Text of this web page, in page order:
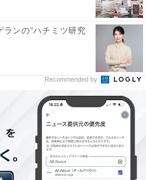
ージは修復できない
もの」「使うとスカッとす
に働きかけるものだと認識
影響は決して一時的なもので
ランの“ハチミツ研究
Recommended by